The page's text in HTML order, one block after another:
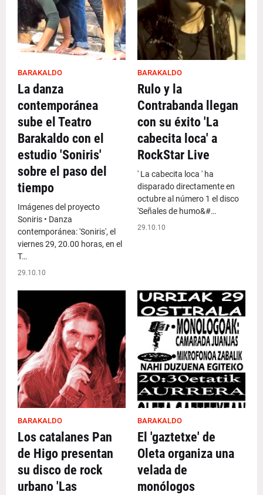
BARAKALDO
La danza
contemporánea
sube el Teatro
Barakaldo con el
estudio 'Soniris'
sobre el paso del
tiempo
Imágenes del proyecto
Soniris • Danza
contemporánea: 'Soniris', el
viernes 29, 20.00 horas, en el
T…
29.10.10
BARAKALDO
Rulo y la
Contrabanda llegan
con su éxito 'La
cabecita loca' a
RockStar Live
' La cabecita loca ' ha
disparado directamente en
octubre al número 1 el disco
'Señales de humo&#…
29.10.10
BARAKALDO
Los catalanes Pan
de Higo presentan
su disco de rock
urbano 'Las
BARAKALDO
El 'gaztetxe' de
Oleta organiza una
velada de
monólogos